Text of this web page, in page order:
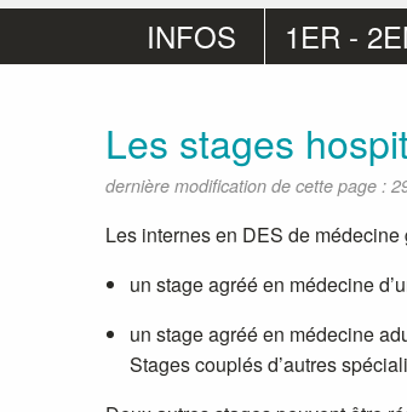
INFOS 1ER -
Les stages
dernière modification de cette page :
Les internes en DES de
un stage agréé en médecine
un stage agréé en médecine
Stages couplés d’autres